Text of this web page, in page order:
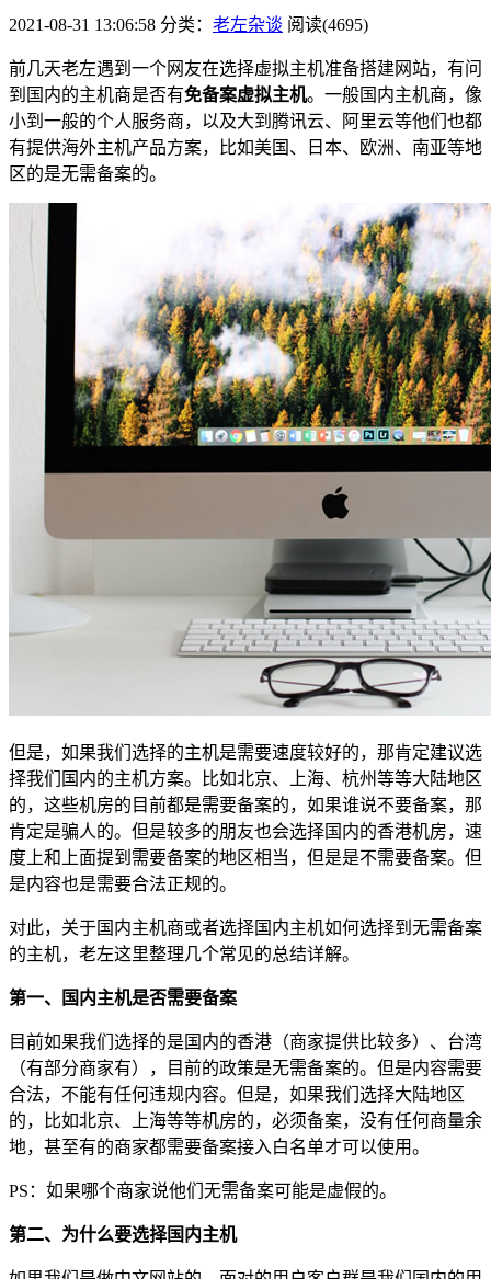
2021-08-31 13:06:58 分类： 老左杂谈 阅读(4695)
前几天老左遇到一个网友在选择虚拟主机准备搭建网站，有问
到国内的主机商是否有免备案虚拟主机。一般国内主机商，像
小到一般的个人服务商，以及大到腾讯云、阿里云等他们也都
有提供海外主机产品方案，比如美国、日本、欧洲、南亚等地
区的是无需备案的。
但是，如果我们选择的主机是需要速度较好的，那肯定建议选
择我们国内的主机方案。比如北京、上海、杭州等等大陆地区
的，这些机房的目前都是需要备案的，如果谁说不要备案，那
肯定是骗人的。但是较多的朋友也会选择国内的香港机房，速
度上和上面提到需要备案的地区相当，但是是不需要备案。但
是内容也是需要合法正规的。
对此，关于国内主机商或者选择国内主机如何选择到无需备案
的主机，老左这里整理几个常见的总结详解。
第一、国内主机是否需要备案
目前如果我们选择的是国内的香港（商家提供比较多）、台湾
（有部分商家有），目前的政策是无需备案的。但是内容需要
合法，不能有任何违规内容。但是，如果我们选择大陆地区
的，比如北京、上海等等机房的，必须备案，没有任何商量余
地，甚至有的商家都需要备案接入白名单才可以使用。
PS：如果哪个商家说他们无需备案可能是虚假的。
第二、为什么要选择国内主机